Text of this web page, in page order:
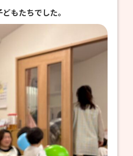
もたちでした。